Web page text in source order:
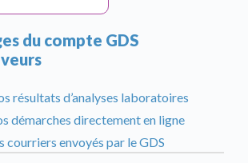
du compte GDS
résultats d’analyses laboratoires
démarches directement en ligne
courriers envoyés par le GDS